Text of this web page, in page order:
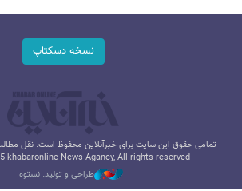
نسخه دسکتاپ
تمامی حقوق این سایت برای خبرآنلاین محفوظ است. نقل
khabaronline News Agancy, All rights reserved
طراحی و تولید: نستوه